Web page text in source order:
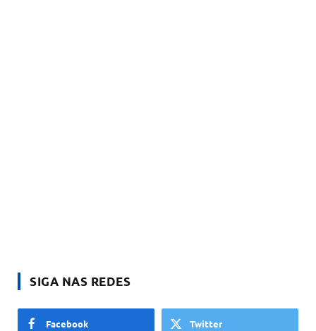
SIGA NAS REDES
Facebook Twitter